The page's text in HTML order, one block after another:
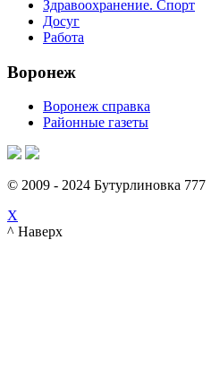
Здравоохранение. Спорт
Досуг
Работа
Воронеж
Воронеж справка
Районные газеты
© 2009 - 2024 Бутурлиновка 777
X
^ Наверх